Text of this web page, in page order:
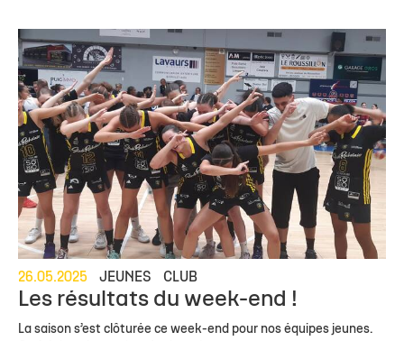
26.05.2025 JEUNES CLUB
Les résultats du week-end !
La saison s’est clôturée ce week-end pour nos équipes jeunes.